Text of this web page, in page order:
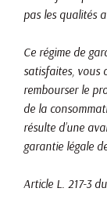
pas les qualités
Ce régime de
satisfaites, vous
rembourser le
de la
résulte d’une
garantie légale
Article L. 217-3